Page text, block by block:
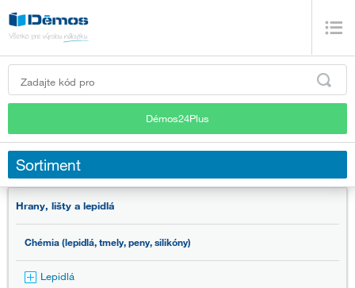
Démos24Plus
Sortiment
Hrany, lišty a lepidlá
Chémia (lepidlá, tmely, peny, silikóny)
Lepidlá